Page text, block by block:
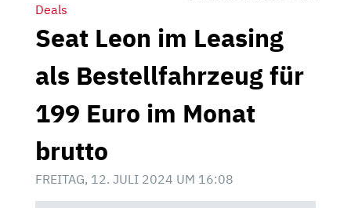
Deals
Seat Leon im Leasing
als Bestellfahrzeug für
199 Euro im Monat
brutto
FREITAG, 12. JULI 2024 UM 16:08